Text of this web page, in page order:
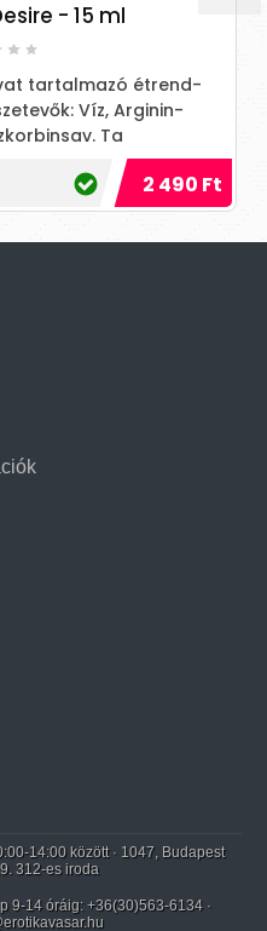
- 15 ml
tartalmazó étrend-
Víz, Arginin-
Ta
2 490 Ft
14:00 között · 1047, Budapest
312-es iroda
9-14 óráig: +36(30)563-6134 ·